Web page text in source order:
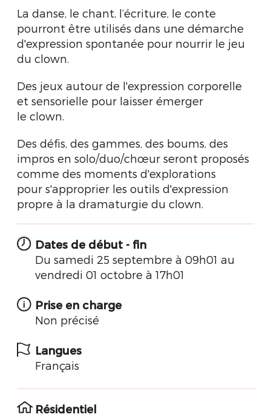
La danse, le chant, l’écriture, le conte
pourront être utilisés dans une démarche
d'expression spontanée pour nourrir le jeu
du clown.
Des jeux autour de l'expression corporelle
et sensorielle pour laisser émerger
le clown.
Des défis, des gammes, des boums, des
impros en solo/duo/chœur seront proposés
comme des moments d'explorations
pour s'approprier les outils d'expression
propre à la dramaturgie du clown.
Dates de début - fin
Du samedi 25 septembre à 09h01 au
vendredi 01 octobre à 17h01
Prise en charge
Non précisé
Langues
Français
Résidentiel